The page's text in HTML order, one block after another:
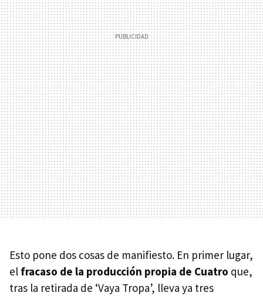
Esto pone dos cosas de manifiesto. En primer lugar,
el fracaso de la producción propia de Cuatro que,
tras la retirada de ‘Vaya Tropa’, lleva ya tres